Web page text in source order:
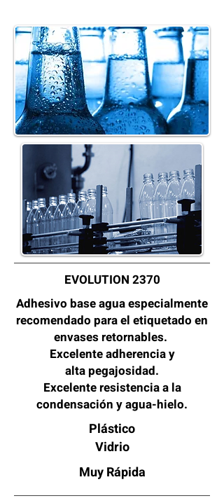
EVOLUTION 2370
Adhesivo base agua especialmente
recomendado para el etiquetado en
envases retornables.
Excelente adherencia y
alta pegajosidad.
Excelente resistencia a la
condensación y agua-hielo.
Plástico
Vidrio
MuyRápida